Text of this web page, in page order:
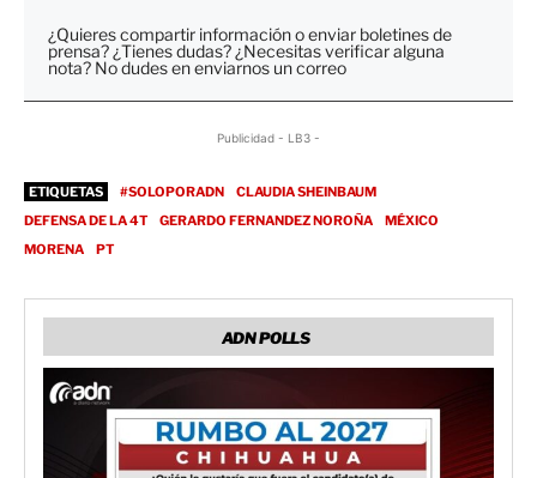
¿Quieres compartir información o enviar boletines de
prensa? ¿Tienes dudas? ¿Necesitas verificar alguna
nota? No dudes en enviarnos un correo
Publicidad - LB3 -
ETIQUETAS #SOLOPORADN
CLAUDIA SHEINBAUM
DEFENSA DE LA 4T
GERARDO FERNANDEZ NOROÑA
MÉXICO
MORENA
PT
ADN POLLS